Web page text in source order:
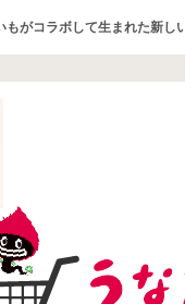
がコラボして生まれた新し